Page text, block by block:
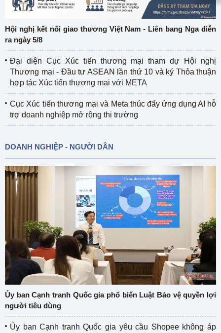
Hội nghị kết nối giao thương Việt Nam - Liên bang Nga diễn
ra ngày 5/8
Đại diện Cục Xúc tiến thương mại tham dự Hội nghị
Thương mại - Đầu tư ASEAN lần thứ 10 và ký Thỏa thuận
hợp tác Xúc tiến thương mại với META
Cục Xúc tiến thương mại và Meta thúc đẩy ứng dụng AI hỗ
trợ doanh nghiệp mở rộng thị trường
DOANH NGHIỆP - NGƯỜI DÂN
Ủy ban Cạnh tranh Quốc gia phổ biến Luật Bảo vệ quyền lợi
người tiêu dùng
Ủy ban Cạnh tranh Quốc gia yêu cầu Shopee không áp